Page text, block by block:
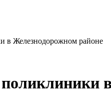
в Железнодорожном районе